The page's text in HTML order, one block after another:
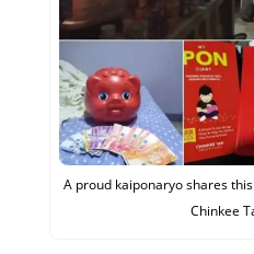
A proud kaiponaryo shares
Chinkee